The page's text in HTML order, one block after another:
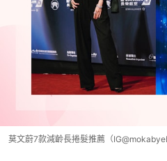
莫文蔚7款減齡長捲髮推薦（